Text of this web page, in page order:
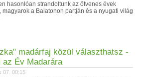
hasonlóan strandoltunk az ötvenes évek
magyarok a Balatonon partján és a nyugati világ
madárfaj közül választhatsz -
Év Madarára
07. 00:15